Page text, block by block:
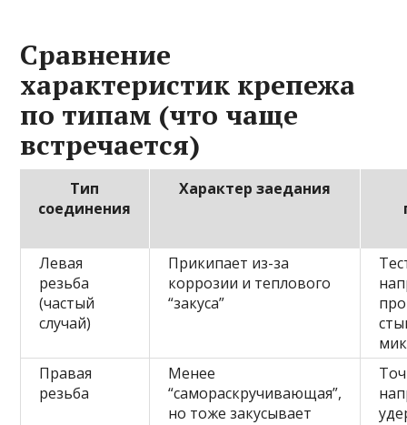
Сравнение
характеристик крепежа
по типам (что чаще
встречается)
Тип
соединения
Характер заедания
Левая
резьба
(частый
случай)
Прикипает из-за
коррозии и теплового
“закуса”
Правая
резьба
Менее
“самораскручивающая”,
но тоже закусывает